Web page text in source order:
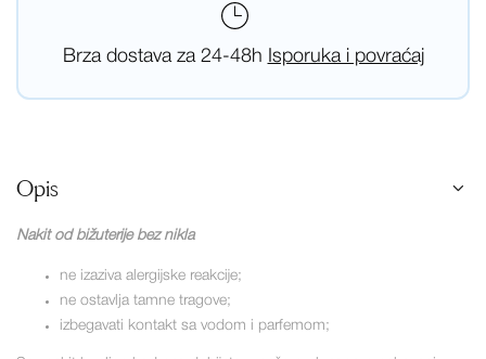
Brza dostava za 24-48h Isporuka i povraćaj
Opis
Nakit od bižuterije bez nikla
ne izaziva alergijske reakcije;
ne ostavlja tamne tragove;
izbegavati kontakt sa vodom i parfemom;